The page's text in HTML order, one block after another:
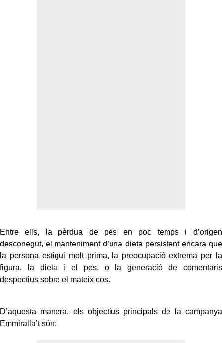
Entre ells, la pèrdua de pes en poc temps i d’origen
desconegut, el manteniment d’una dieta persistent encara que
la persona estigui molt prima, la preocupació extrema per la
figura, la dieta i el pes, o la generació de comentaris
despectius sobre el mateix cos.
D’aquesta manera, els objectius principals de la campanya
Emmiralla’t són: